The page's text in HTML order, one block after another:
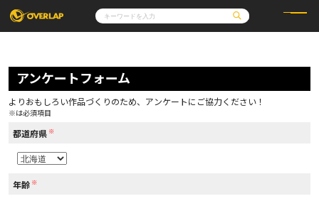
コミック
コミックガルド
コミッククリエ
LiQulle
ラブパルフェ
ライトノベル
ロサージュノベルス
その他
コミックエッセイ
通販・NEWS
OVERLAP STORE
アクセス
オーバーラップホールディングス
アンケートフォーム
よりおもしろい作品づくりのため、アンケートにご協力ください！
※は必須項目
都道府県 ※
年齢 ※